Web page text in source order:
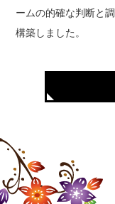
ームの的確な判断と
構築しました。